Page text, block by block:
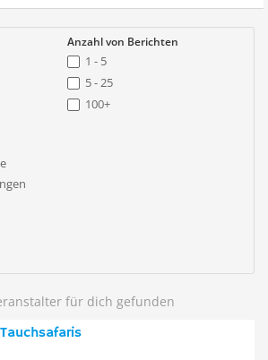
Anzahl von Berichten
1 - 5
5 - 25
100+
für dich gefunden